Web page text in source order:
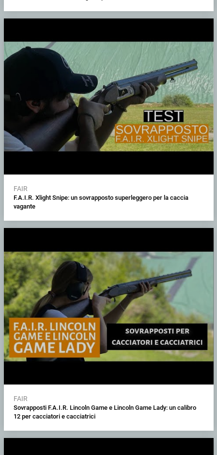
FAIR
F.A.I.R. Xlight Snipe: un sovrapposto superleggero per la caccia
vagante
FAIR
Sovrapposti F.A.I.R. Lincoln Game e Lincoln Game Lady: un calibro
12 per cacciatori e cacciatrici